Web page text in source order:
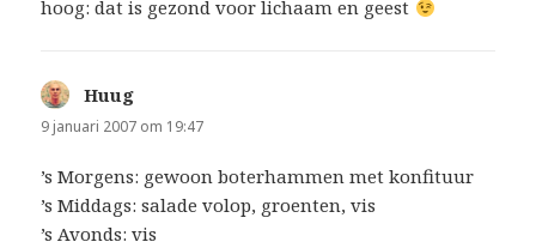
hoog: dat is gezond voor lichaam en geest
Huug
9 januari 2007 om 19:47
’s Morgens: gewoon boterhammen met konfituur
’s Middags: salade volop, groenten, vis
’s Avonds: vis